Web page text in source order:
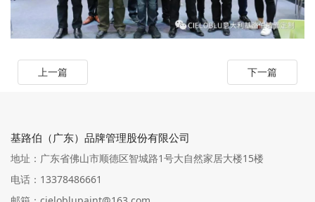
上一篇 下一篇
基路伯（广东）品牌管理股份有限公司
地址：广东省佛山市顺德区智城路1号大自然家居大楼15楼
电话：13378486661